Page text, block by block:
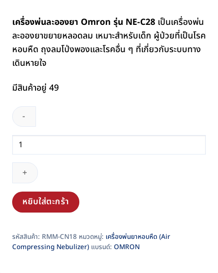
was:
฿3,500.
฿3,100.
เครื่องพ่นละอองยา Omron รุ่น NE-C28 เป็นเครื่องพ่น
ละอองยาขยายหลอดลม เหมาะสำหรับเด็ก ผู้ป่วยที่เป็นโรค
หอบหืด ถุงลมโป่งพองและโรคอื่น ๆ ที่เกี่ยวกับระบบทาง
เดินหายใจ
มีสินค้าอยู่ 49
จำนวน
เครื่อง
พ่น
ละออง
ยา
Omron
รุ่น
C28
ชิ้น
หยิบใส่ตะกร้า
รหัสสินค้า: RMM-CN18 หมวดหมู่: เครื่องพ่นยาหอบหืด (Air
Compressing Nebulizer) แบรนด์: OMRON